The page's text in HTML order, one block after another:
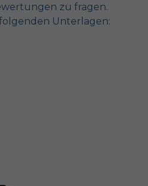
zu fragen.
Unterlagen: